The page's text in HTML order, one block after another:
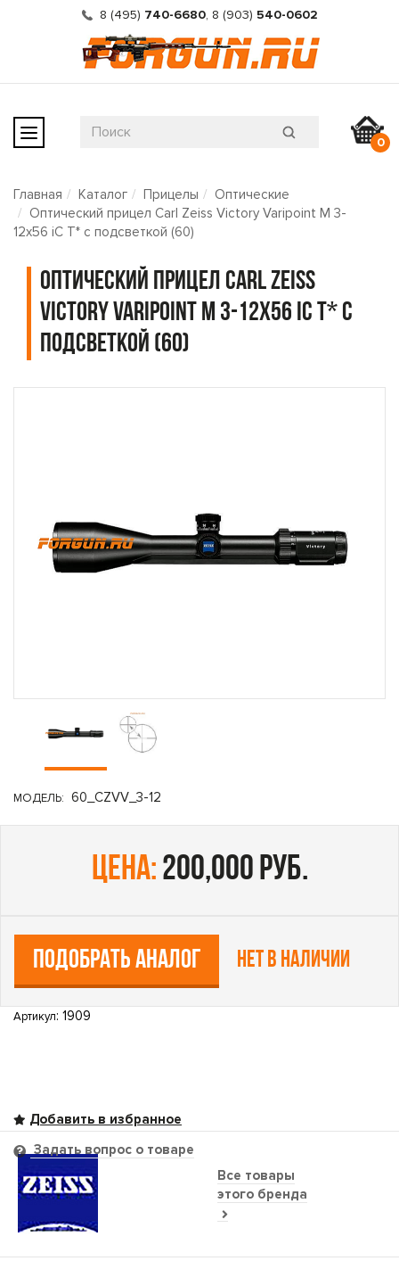
8 (495) 740-6680, 8 (903) 540-0602
0
Главная Каталог Прицелы
Оптические
Оптический прицел Carl Zeiss Victory Varipoint M 3-
12x56 iC T* с подсветкой (60)
Оптический прицел Carl Zeiss
Victory Varipoint M 3-12x56 iC T* с
подсветкой (60)
МОДЕЛЬ: 60_CZVV_3-12
цена: 200,000 руб.
ПОДОБРАТЬ АНАЛОГ Нет в наличии
Артикул: 1909
Все товары
этого бренда
Задать вопрос о товаре